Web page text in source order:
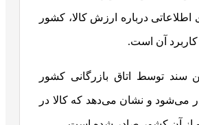
درباره ارزش کالا، کشور
کاربرد آن است.
سند توسط اتاق بازرگانی کشور
می‌شود و نشان می‌دهد که کالا در